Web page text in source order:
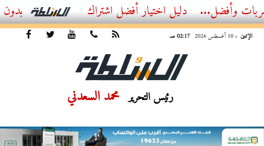
أفضل اشتراك IPTV بدون تقطيع 2026 – دليل المشاهد العصري
الإثنين ، 10 أغسطس 2026 02:17 صـ
رئيس التحرير محمد السعدني